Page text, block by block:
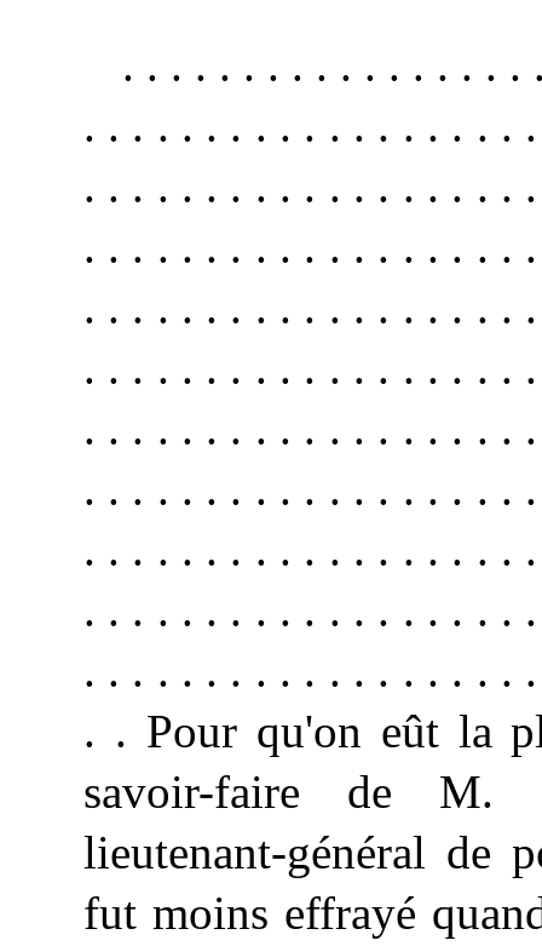
. . . . . . . . . . . . . . . .
. . . . . . . . . . . . . . . . . .
. . . . . . . . . . . . . . . . . .
. . . . . . . . . . . . . . . . . .
. . . . . . . . . . . . . . . . . .
. . . . . . . . . . . . . . . . . .
. . . . . . . . . . . . . . . . . .
. . . . . . . . . . . . . . . . . .
. . . . . . . . . . . . . . . . . .
. . . . . . . . . . . . . . . . . .
. . . . . . . . . . . . . . . . . .
. . Pourqu'on eût la
savoir-faire de M.
lieutenant-général de
fut moins effrayé